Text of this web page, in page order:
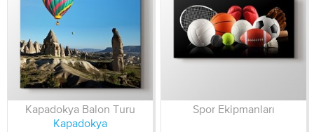
Kapadokya Balon Turu
Kapadokya
Spor Ekipmanları